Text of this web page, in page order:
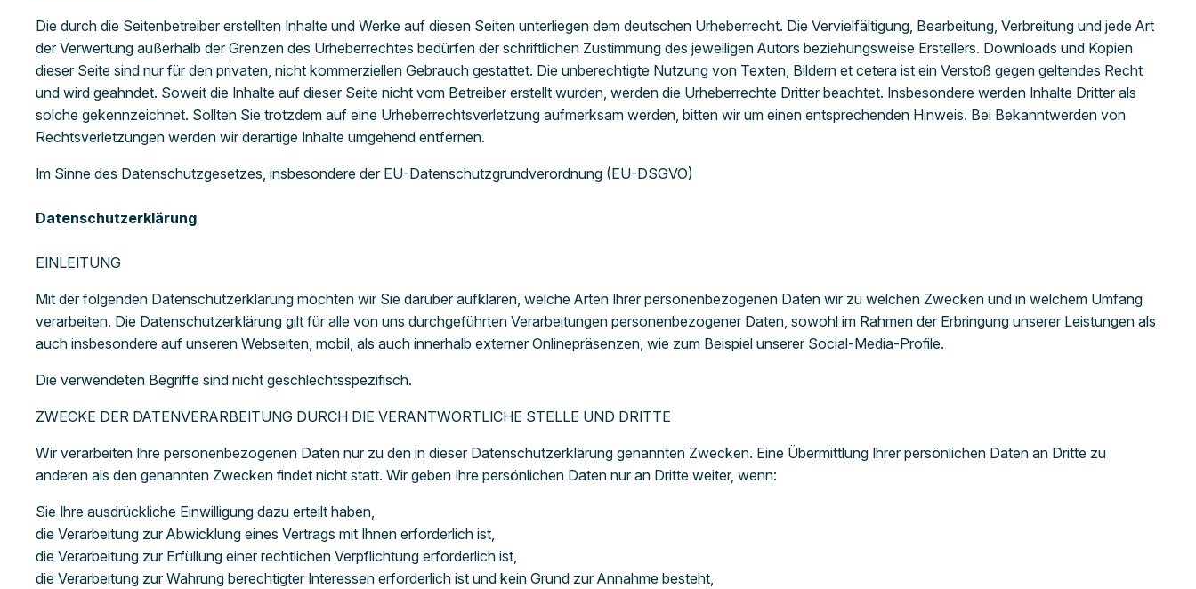
Die durch die Seitenbetreiber erstellten Inhalte und Werke auf diesen Seiten unterliegen dem deutschen Urheberrecht. Die Vervielfältigung, Bearbeitung, Verbreitung und jede Art
der Verwertung außerhalb der Grenzen des Urheberrechtes bedürfen der schriftlichen Zustimmung des jeweiligen Autors beziehungsweise Erstellers. Downloads und Kopien
dieser Seite sind nur für den privaten, nicht kommerziellen Gebrauch gestattet. Die unberechtigte Nutzung von Texten, Bildern et cetera ist ein Verstoß gegen geltendes Recht
und wird geahndet. Soweit die Inhalte auf dieser Seite nicht vom Betreiber erstellt wurden, werden die Urheberrechte Dritter beachtet. Insbesondere werden Inhalte Dritter als
solche gekennzeichnet. Sollten Sie trotzdem auf eine Urheberrechtsverletzung aufmerksam werden, bitten wir um einen entsprechenden Hinweis. Bei Bekanntwerden von
Rechtsverletzungen werden wir derartige Inhalte umgehend entfernen.
Im Sinne des Datenschutzgesetzes, insbesondere der EU-Datenschutzgrundverordnung (EU-DSGVO)
Datenschutzerklärung
EINLEITUNG
Mit der folgenden Datenschutzerklärung möchten wir Sie darüber aufklären, welche Arten Ihrer personenbezogenen Daten wir zu welchen Zwecken und in welchem Umfang
verarbeiten. Die Datenschutzerklärung gilt für alle von uns durchgeführten Verarbeitungen personenbezogener Daten, sowohl im Rahmen der Erbringung unserer Leistungen als
auch insbesondere auf unseren Webseiten, mobil, als auch innerhalb externer Onlinepräsenzen, wie zum Beispiel unserer Social-Media-Profile.
Die verwendeten Begriffe sind nicht geschlechtsspezifisch.
ZWECKE DER DATENVERARBEITUNG DURCH DIE VERANTWORTLICHE STELLE UND DRITTE
Wir verarbeiten Ihre personenbezogenen Daten nur zu den in dieser Datenschutzerklärung genannten Zwecken. Eine Übermittlung Ihrer persönlichen Daten an Dritte zu
anderen als den genannten Zwecken findet nicht statt. Wir geben Ihre persönlichen Daten nur an Dritte weiter, wenn:
Sie Ihre ausdrückliche Einwilligung dazu erteilt haben,
die Verarbeitung zur Abwicklung eines Vertrags mit Ihnen erforderlich ist,
die Verarbeitung zur Erfüllung einer rechtlichen Verpflichtung erforderlich ist,
die Verarbeitung zur Wahrung berechtigter Interessen erforderlich ist und kein Grund zur Annahme besteht,